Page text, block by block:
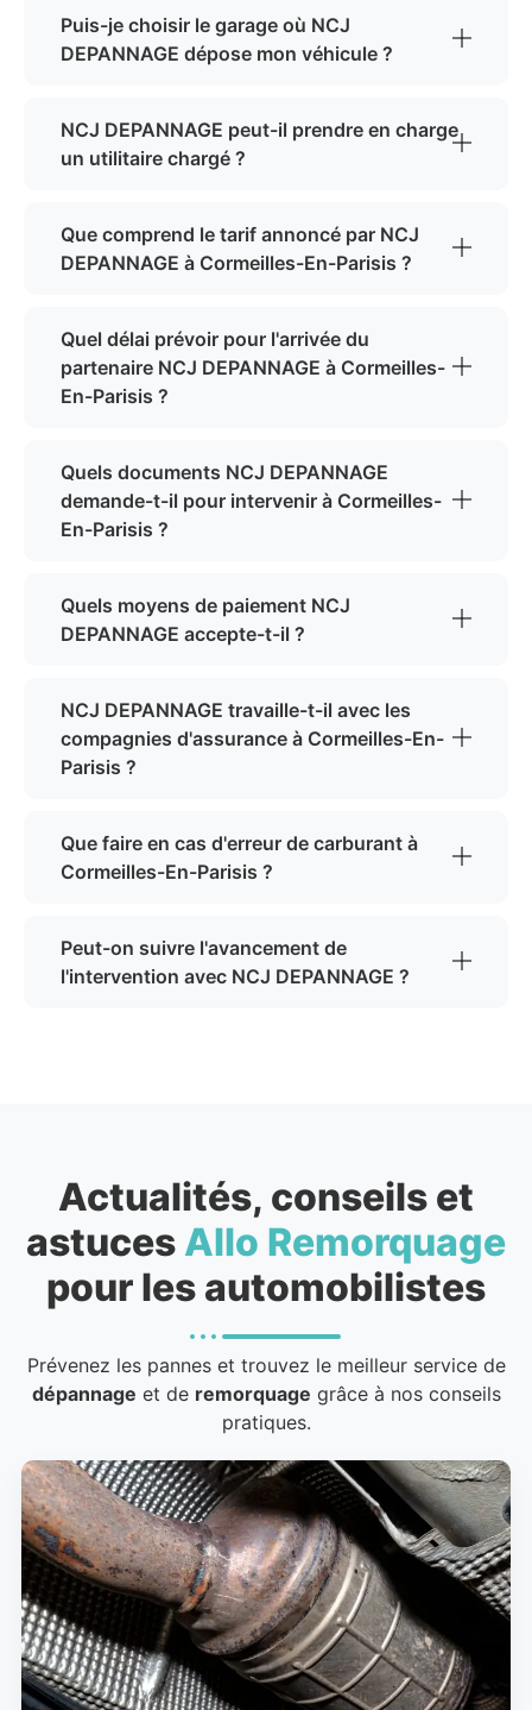
Puis-je choisir le garage où NCJ
DEPANNAGE dépose mon véhicule ?
NCJ DEPANNAGE peut-il prendre en charge
un utilitaire chargé ?
Que comprend le tarif annoncé par NCJ
DEPANNAGE à Cormeilles-En-Parisis ?
Quel délai prévoir pour l'arrivée du
partenaire NCJ DEPANNAGE à Cormeilles-
En-Parisis ?
Quels documents NCJ DEPANNAGE
demande-t-il pour intervenir à Cormeilles-
En-Parisis ?
Quels moyens de paiement NCJ
DEPANNAGE accepte-t-il ?
NCJ DEPANNAGE travaille-t-il avec les
compagnies d'assurance à Cormeilles-En-
Parisis ?
Que faire en cas d'erreur de carburant à
Cormeilles-En-Parisis ?
Peut-on suivre l'avancement de
l'intervention avec NCJ DEPANNAGE ?
Actualités, conseils et
astuces Allo Remorquage
pour les automobilistes
Prévenez les pannes et trouvez le meilleur service de
dépannage et de remorquage grâce à nos conseils
pratiques.